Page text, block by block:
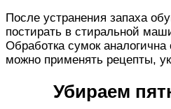
После устранения запаха
постирать в стиральной
Обработка сумок аналогична
можно применять рецепты,
Убираем